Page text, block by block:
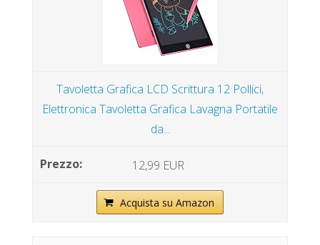
Tavoletta Grafica LCD Scrittura 12 Pollici,
Elettronica Tavoletta Grafica Lavagna Portatile
da...
12,99 EUR
Acquista su Amazon